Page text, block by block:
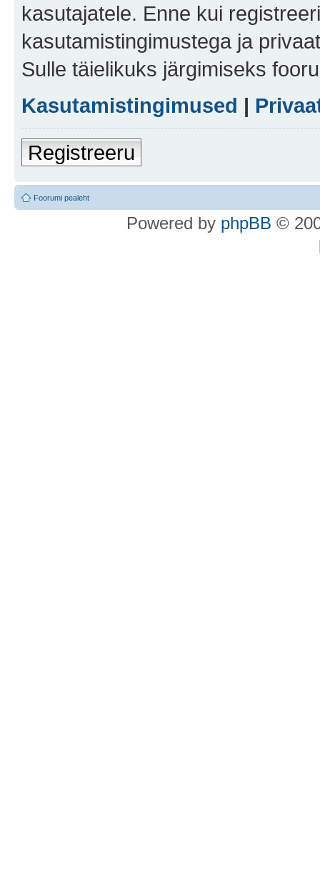
kasutajatele. Enne kui
kasutamistingimustega ja
Sulle täielikuks järgimiseks
Kasutamistingimused |
Registreeru
Foorumi pealeht
Powered by phpBB ©